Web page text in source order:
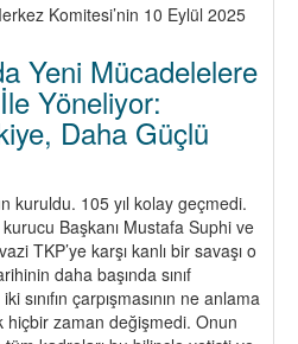
Komitesi’nin 10 Eylül 2025
Yeni Mücadelelere
Yöneliyor:
Daha Güçlü
kuruldu. 105 yıl kolay geçmedi.
Başkanı Mustafa Suphi ve
TKP’ye karşı kanlı bir savaşı o
daha başında sınıf
sınıfın çarpışmasının ne anlama
hiçbir zaman değişmedi. Onun